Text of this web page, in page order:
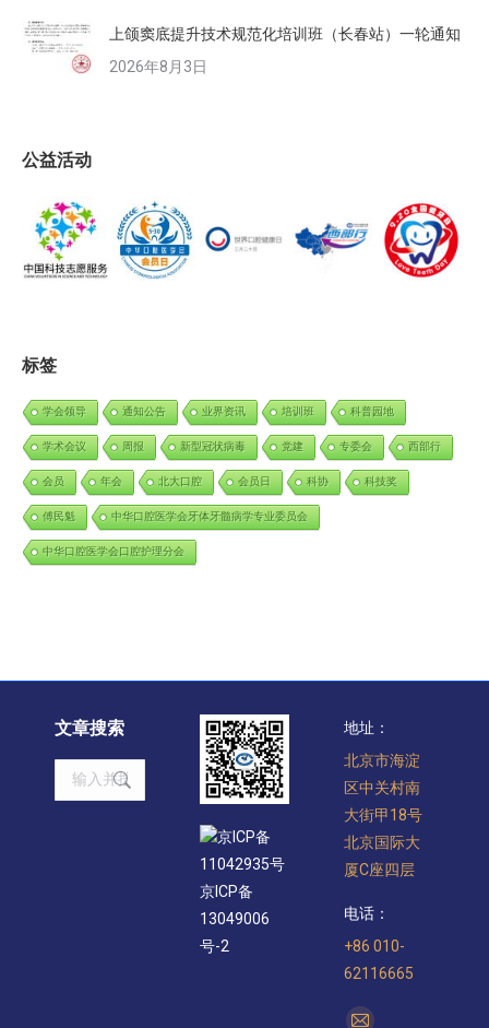
上颌窦底提升技术规范化培训班（长春站）一轮通知
2026年8月3日
公益活动
标签
学会领导 通知公告 业界资讯 培训班 科普园地
学术会议 周报 新型冠状病毒 党建 专委会 西部行
会员 年会 北大口腔 会员日 科协 科技奖
傅民魁 中华口腔医学会牙体牙髓病学专业委员会
中华口腔医学会口腔护理分会
文章搜索
Search:
京ICP备
11042935号
京ICP备
13049006
号-2
地址：
北京市海淀
区中关村南
大街甲18号
北京国际大
厦C座四层
电话：
+86 010-
62116665
找到我们：